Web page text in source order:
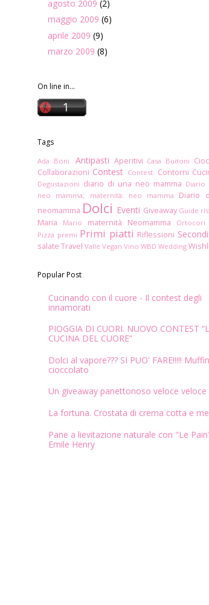
agosto 2009 (2)
maggio 2009 (6)
aprile 2009 (9)
marzo 2009 (8)
On line in...
Tags
Ada Boni. Antipasti Aperitivi Casa Buitoni
Collaborazioni Contest Contest. Contorni
Degustazioni diario di una neo mamma Diario
neo mamma; maternità; neo mamma
Diario
neomamma Dolci Eventi Giveaway Guide
Maria Mario maternità Neomamma
Ortocori
Pizza premi Primi piatti Riflessioni Secondi
salate Travel Vallè Vegan Vino WBD Wedding
Popular Post
Cucinando con il cuore - Il contest degli
innamorati
PIOGGIA DI CUORI. NUOVO CONTEST
CUCINA DEL CUORE”
Dolci al vapore??? SI PUO' FARE!!!!!
cioccolato
Un giveaway panettonoso veloce veloce
La fortuna. Crostata di crema cotta e
Pane a lievitazione naturale con "Le
Emile Henry